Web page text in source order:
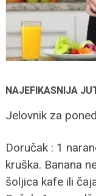
NAJEFIKASNIJA
Jelovnik za
Doručak : 1
kruška. Banana
šoljica kafe ili